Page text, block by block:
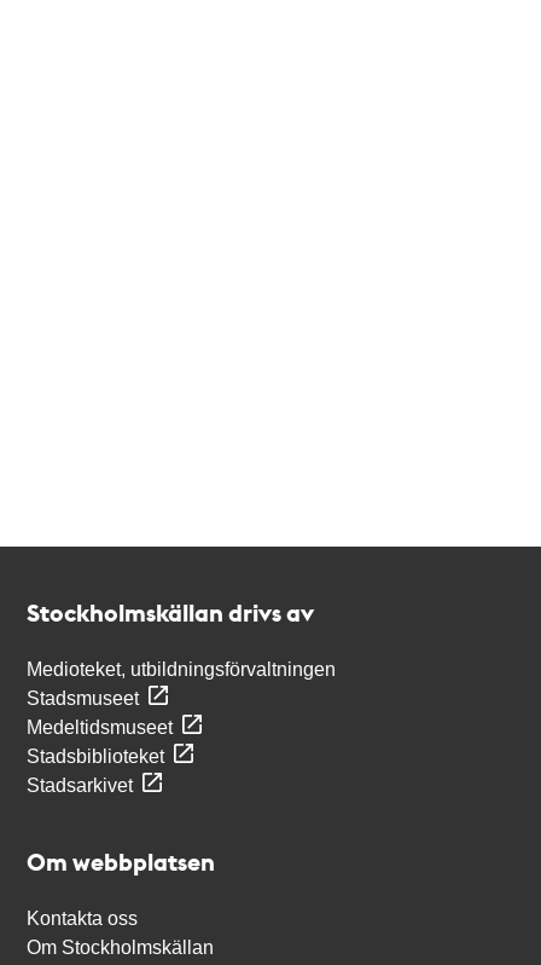
Stockholmskällan drivs av
Medioteket, utbildningsförvaltningen
Stadsmuseet
Medeltidsmuseet
Stadsbiblioteket
Stadsarkivet
Om webbplatsen
Kontakta oss
Om Stockholmskällan